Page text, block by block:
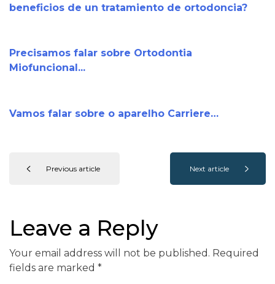
beneficios de un tratamiento de ortodoncia?
Precisamos falar sobre Ortodontia
Miofuncional...
Vamos falar sobre o aparelho Carriere…
Previous article Next article
Leave a Reply
Your email address will not be published. Required
fields are marked *